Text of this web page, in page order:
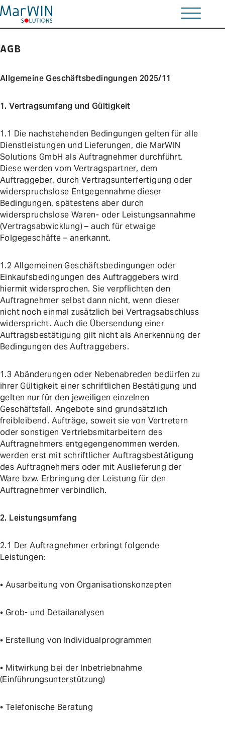
Wir bringen Lösungen
auf den Punkt.
Unternehmen
Kontakt
Comos-User-Forum
EN
+43 664 343 1506
office@marwin-solutions.com
AGB
Allgemeine Geschäftsbedingungen 2025/11
1. Vertragsumfang und Gültigkeit
1.1 Die nachstehenden Bedingungen gelten für alle
Dienstleistungen und Lieferungen, die MarWIN
Solutions GmbH als Auftragnehmer durchführt.
Diese werden vom Vertragspartner, dem
Auftraggeber, durch Vertragsunterfertigung oder
widerspruchslose Entgegennahme dieser
Bedingungen, spätestens aber durch
widerspruchslose Waren- oder Leistungsannahme
(Vertragsabwicklung) – auch für etwaige
Folgegeschäfte – anerkannt.
1.2 Allgemeinen Geschäftsbedingungen oder
Einkaufsbedingungen des Auftraggebers wird
hiermit widersprochen. Sie verpflichten den
Auftragnehmer selbst dann nicht, wenn dieser
nicht noch einmal zusätzlich bei Vertragsabschluss
widerspricht. Auch die Übersendung einer
Auftragsbestätigung gilt nicht als Anerkennung der
Bedingungen des Auftraggebers.
1.3 Abänderungen oder Nebenabreden bedürfen zu
ihrer Gültigkeit einer schriftlichen Bestätigung und
gelten nur für den jeweiligen einzelnen
Geschäftsfall. Angebote sind grundsätzlich
freibleibend. Aufträge, soweit sie von Vertretern
oder sonstigen Vertriebsmitarbeitern des
Auftragnehmers entgegengenommen werden,
werden erst mit schriftlicher Auftragsbestätigung
des Auftragnehmers oder mit Auslieferung der
Ware bzw. Erbringung der Leistung für den
Auftragnehmer verbindlich.
2. Leistungsumfang
2.1 Der Auftragnehmer erbringt folgende
Leistungen:
• Ausarbeitung von Organisationskonzepten
• Grob- und Detailanalysen
• Erstellung von Individualprogrammen
• Mitwirkung bei der Inbetriebnahme
(Einführungsunterstützung)
• Telefonische Beratung